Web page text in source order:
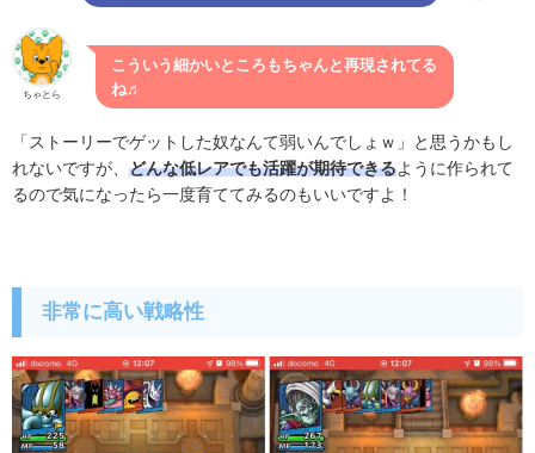
ちゃとら
こういう細かいところもちゃんと再現されてる
ね♬
「ストーリーでゲットした奴なんて弱いんでしょｗ」と思うかもし
れないですが、 どんな低レアでも活躍が期待できる ように作られて
るので気になったら一度育ててみるのもいいですよ！
非常に高い戦略性